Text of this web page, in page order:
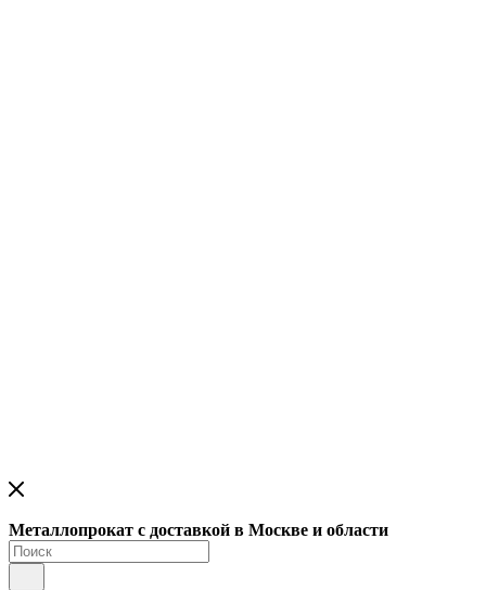
Металлопрокат с доставкой в Москве и области